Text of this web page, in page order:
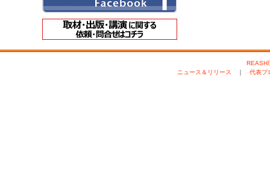
REASH
ニュース＆リリース
｜ 代表プ